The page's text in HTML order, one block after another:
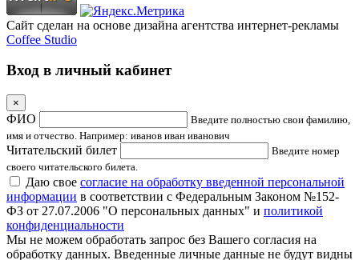
Сайт сделан на основе дизайна агентства интернет-рекламы
Coffee Studio
Вход в личный кабинет
×
ФИО
Введите полностью свои фамилию,
имя и отчество. Например: иванов иван иванович
Читательский билет
Введите номер
своего читательского билета.
Даю свое согласие на обработку введенной персональной
информации в соответствии с Федеральным Законом №152-
ФЗ от 27.07.2006 "О персональных данных" и политикой
конфиденциальности
Мы не можем обработать запрос без Вашего согласия на
обработку данных. Введенные личные данные не будут видны